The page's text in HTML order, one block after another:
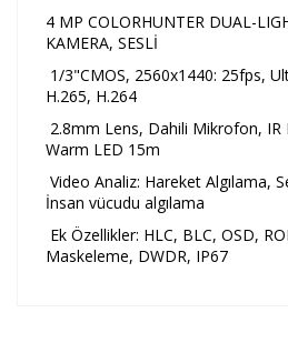
4 MP COLORHUNTER DUAL-
KAMERA, SESLİ
1/3"CMOS, 2560x1440: 25fps,
H.265, H.264
2.8mm Lens, Dahili Mikrofon, IR
Warm LED 15m
Video Analiz: Hareket Algılama,
İnsan vücudu algılama
Ek Özellikler: HLC, BLC, OSD,
Maskeleme, DWDR, IP67